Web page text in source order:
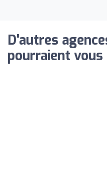
D'autres
pourraient